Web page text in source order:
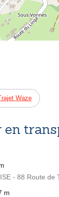
Waze
en
- 88 Route de
m